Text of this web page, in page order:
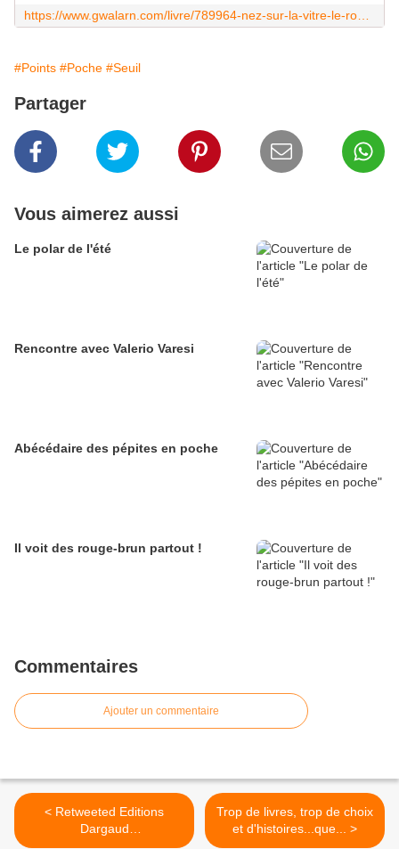
#Points #Poche #Seuil
Partager
Vous aimerez aussi
Le polar de l'été
Rencontre avec Valerio Varesi
Abécédaire des pépites en poche
Il voit des rouge-brun partout !
Commentaires
Ajouter un commentaire
< Retweeted Editions
Dargaud
(@EditionsDargaud):
Trop de livres, trop de choix
et d'histoires...que... >